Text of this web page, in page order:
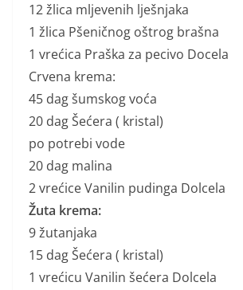
12 žlica mljevenih lješnjaka
1 žlica Pšeničnog oštrog brašna
1 vrećica Praška za pecivo Docela
Crvena krema:
45 dag šumskog voća
20 dag Šećera ( kristal)
po potrebi vode
20 dag malina
2 vrećice Vanilin pudinga Dolcela
Žuta krema:
9 žutanjaka
15 dag Šećera ( kristal)
1 vrećicu Vanilin šećera Dolcela